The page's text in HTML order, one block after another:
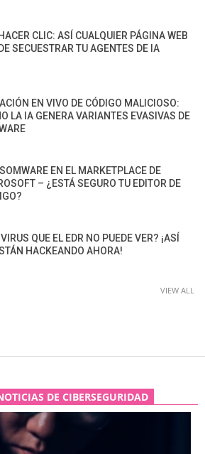
CLIC: ASÍ CUALQUIER PÁGINA WEB
SECUESTRAR TU AGENTES DE IA
EN VIVO DE CÓDIGO MALICIOSO:
LA IA GENERA VARIANTES EVASIVAS DE
EN EL MARKETPLACE DE
– ¿ESTÁ SEGURO TU EDITOR DE
QUE EL EDR NO PUEDE VER? ¡ASÍ
HACKEANDO AHORA!
VIEW ALL
DE CIBERSEGURIDAD